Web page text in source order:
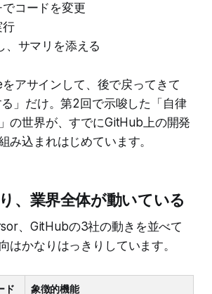
コードを変更
行
、サマリを添える
アサインして、後で戻ってきて
る」だけ。第2回で示唆した「自律
の世界が、すでにGitHub上の開発
み込まれはじめています。
、業界全体が動いている
、GitHubの3社の動きを並べて
はかなりはっきりしています。
ド 象徴的機能